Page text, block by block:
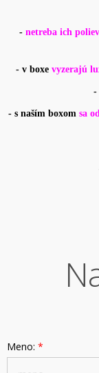
- netreba ich
- v boxe vyzerajú
-
- s naším boxom sa
Meno: *